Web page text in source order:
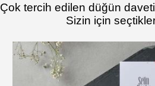
Çok tercih edilen düğün
Sizin için